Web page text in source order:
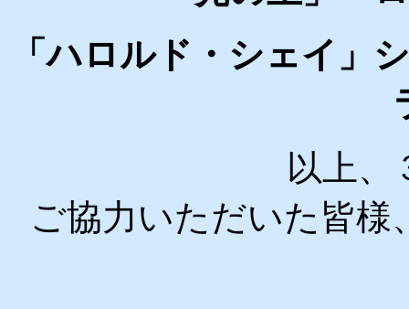
「ハロルド・シェイ
以上、
ご協力いただいた皆